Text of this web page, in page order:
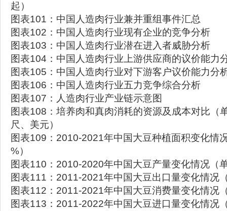
起）
图表101：中国人造肉行业兼并重组事件汇总
图表102：中国人造肉行业现有企业的竞争分析
图表103：中国人造肉行业潜在进入者威胁分析
图表104：中国人造肉行业上游供应商的议价能力
图表105：中国人造肉行业对下游客户议价能力分
图表106：中国人造肉行业五力竞争综合分析
图表107：人造肉行业产业链示意图
图表108：培养肉和真肉消耗的资源及成本对比（
尺、美元）
图表109：2010-2021年中国大豆种植面积变化情
%）
图表110：2010-2020年中国大豆产量变化情况（
图表111：2011-2021年中国大豆出口量变化情况
图表112：2011-2021年中国大豆消费量变化情况
图表113：2011-2022年中国大豆进口量变化情况